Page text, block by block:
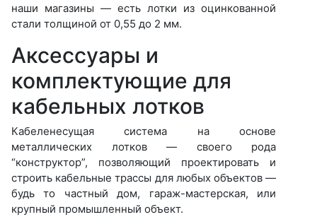
наши магазины — есть лотки из оцинкованной
стали толщиной от 0,55 до 2 мм.
Аксессуары и
комплектующие для
кабельных лотков
Кабеленесущая система на основе
металлических лотков — своего рода
“конструктор”, позволяющий проектировать и
строить кабельные трассы для любых объектов —
будь то частный дом, гараж-мастерская, или
крупный промышленный объект.